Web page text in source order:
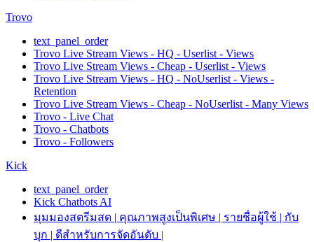
Trovo
text_panel_order
Trovo Live Stream Views - HQ - Userlist - Views
Trovo Live Stream Views - Cheap - Userlist - Views
Trovo Live Stream Views - HQ - NoUserlist - Views -
Retention
Trovo Live Stream Views - Cheap - NoUserlist - Many Views
Trovo - Live Chat
Trovo - Chatbots
Trovo - Followers
Kick
text_panel_order
Kick Chatbots AI
มุมมองสตรีมสด | คุณภาพสูงเป็นพิเศษ | รายชื่อผู้ใช้ | กับ
บุก | ดีสำหรับการจัดอันดับ |